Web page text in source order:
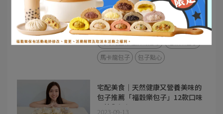
然繽紛五彩包子
2023-09-17
團購美食
宅配美食
馬可先生雜糧技術指導
馬卡龍包子
包子點心
宅配美食｜天然健康又營養美味的
包子推薦「福穀樂包子」12款口味
開箱與評價。
2023-09-13